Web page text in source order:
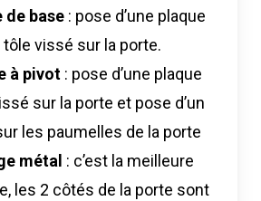
de base : pose d’une plaque
tôle vissé sur la porte.
à pivot : pose d’une plaque
sur la porte et pose d’un
les paumelles de la porte
métal : c’est la meilleure
les 2 côtés de la porte sont